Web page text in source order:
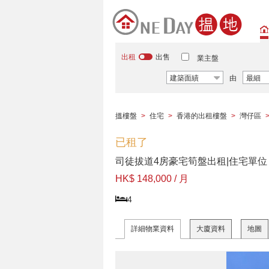
出租 出售 業主盤
建築面績 由 最細
搵樓盤 > 住宅 > 香港的出租樓盤 > 灣仔區 >
已租了
司徒拔道4房豪宅筍盤出租|住宅單位
HK$ 148,000 / 月
4
詳細物業資料 大廈資料 地圖